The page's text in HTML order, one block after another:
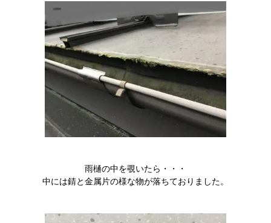
雨樋の中を覗いたら・・・
中には錆と金属片の様な物が落ちておりました。